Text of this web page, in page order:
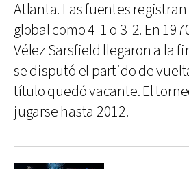
Atlanta. Las fuentes
global como 4-1 o 3-2. En
Vélez Sarsfield llegaron a la
se disputó el partido de
título quedó vacante. El
jugarse hasta 2012.